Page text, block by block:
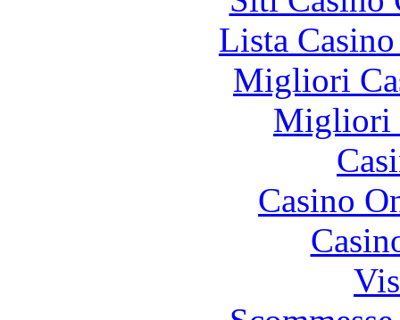
Lista
Migliori
Migliori
Casino